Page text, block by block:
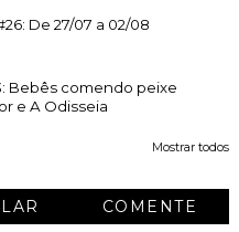
De 27/07 a 02/08
Bebês comendo peixe
e A Odisseia
Mostrar todos
COMENTE